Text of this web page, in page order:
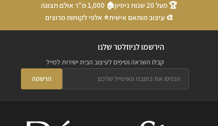
🏆 מעל 20 שנות ניסיון
🏠 1,000 מ"ר אולם תצוגה
🎨 עיצוב מותאם אישית⭐ אלפי לקוחות מרוצים
הירשמו לניוזלטר שלנו
קבלו השראה וטיפים לעיצוב הבית ישירות למייל
הרשמה